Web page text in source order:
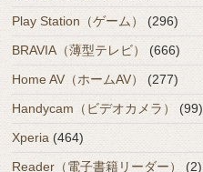
Play Station（ゲーム）
(296)
BRAVIA（薄型テレビ）
(666)
Home AV（ホームAV）
(277)
Handycam（ビデオカメラ）
(99)
Xperia (464)
Reader（電子書籍リーダー） (2)